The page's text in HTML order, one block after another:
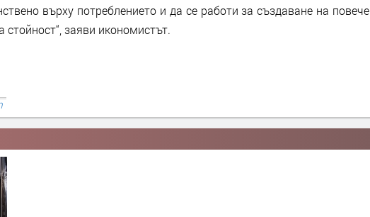
върху потреблението и да се работи за създаване на повече
заяви икономистът.